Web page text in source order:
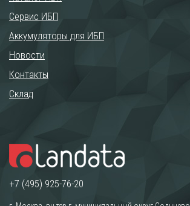
Сервис ИБП
Аккумуляторы для ИБП
Новости
Контакты
Склад
+7 (495) 925-76-20